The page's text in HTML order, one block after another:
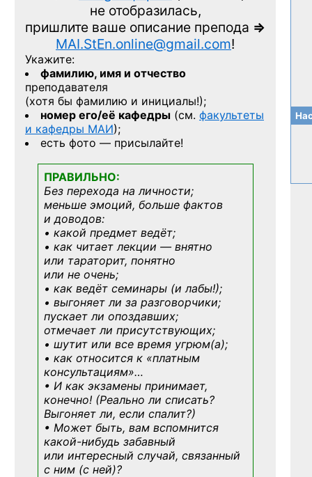
не отобразилась,
пришлите ваше описание препода =>
MAI.StEn.online@gmail.com!
Укажите:
фамилию, имя и отчество
преподавателя
(хотя бы фамилию и инициалы!);
номер его/её кафедры (см. факультеты
и кафедры МАИ);
есть фото — присылайте!
ПРАВИЛЬНО:
Без перехода на личности;
меньше эмоций, больше фактов
и доводов:
• какой предмет ведёт;
• как читает лекции — внятно
или тараторит, понятно
или не очень;
• как ведёт семинары (и лабы!);
• выгоняет ли за разговорчики;
пускает ли опоздавших;
отмечает ли присутствующих;
• шутит или все время угрюм(а);
• как относится к «платным
консультациям»…
• И как экзамены принимает,
конечно! (Реально ли списать?
Выгоняет ли, если спалит?)
• Может быть, вам вспомнится
какой-нибудь забавный
или интересный случай, связанный
с ним (с ней)?